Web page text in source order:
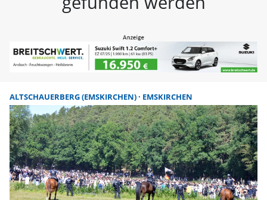
ALTSCHAUERBERG (EMSKIRCHEN) EMSKIRCHEN